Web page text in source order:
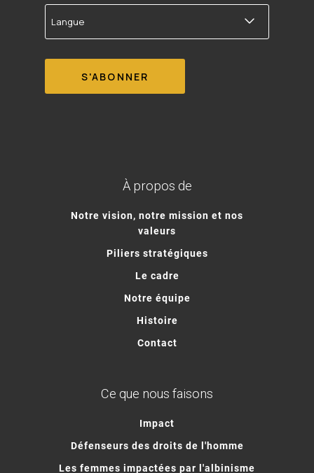
Langue
À propos de
Notre vision, notre mission et nos
valeurs
Piliers stratégiques
Le cadre
Notre équipe
Histoire
Contact
Ce que nous faisons
Impact
Défenseurs des droits de l'homme
Les femmes impactées par l'albinisme